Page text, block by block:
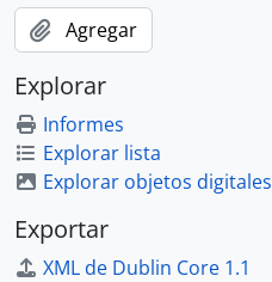
Agregar
Explorar
Informes
Explorar lista
Explorar objetos digitales
Exportar
XML de Dublin Core 1.1